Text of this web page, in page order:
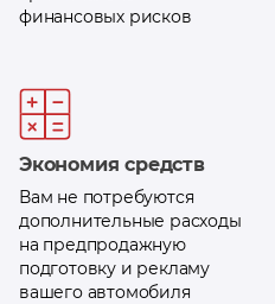
финансовых рисков
Экономия средств
Вам не потребуются
дополнительные расходы
на предпродажную
подготовку и рекламу
вашего автомобиля